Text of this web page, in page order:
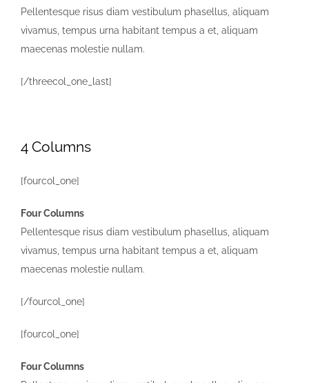
Pellentesque risus diam vestibulum phasellus, aliquam
vivamus, tempus urna habitant tempus a et, aliquam
maecenas molestie nullam.
[/threecol_one_last]
4 Columns
[fourcol_one]
Four Columns
Pellentesque risus diam vestibulum phasellus, aliquam
vivamus, tempus urna habitant tempus a et, aliquam
maecenas molestie nullam.
[/fourcol_one]
[fourcol_one]
Four Columns